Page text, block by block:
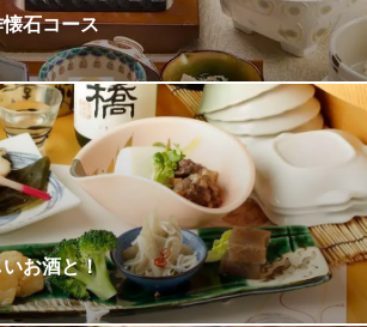
石コース
腐と湯葉をベースに、季節の食材を活かし
しています。華やかな見た目に、出汁や食
折々の情緒を五感を使ってご堪能いただけ
のビジネスシーンから、ご友人やご親戚と
ど大人数でのお集りなど幅広くご利用いた
路店
お酒と！